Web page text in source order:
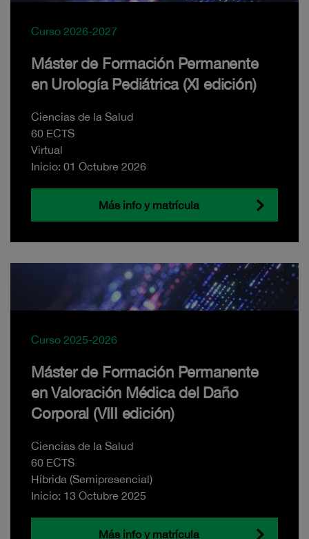
Curso 2026-2027
Máster de Formación Permanente
en Urología Pediátrica (XI edición)
Ciencias de la Salud
60 ECTS
Virtual
Inicio: 01 Octubre 2026
Más info y matrícula
Curso 2025-2026
Máster de Formación Permanente
en Valoración Médica del Daño
Corporal (VIII edición)
Ciencias de la Salud
60 ECTS
Híbrida (Semipresencial)
Inicio: 13 Octubre 2025
Más info y matrícula